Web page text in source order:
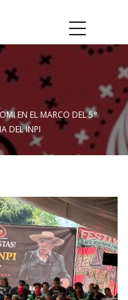
EN EL MARCO DEL 5°
DEL INPI